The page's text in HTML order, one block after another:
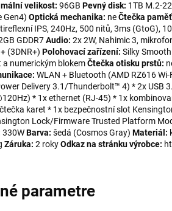
velikost: 96GB Pevný disk: 1TB M.2-
Gen4) Optická mechanika: neČtečka
IPS, 240Hz, 500 nitů, 3ms (GtoG),
GDDR7Audio: 2x 2W, Nahimic 3,
(3DNR+) Polohovací zařízení: Silky
a numerickým blokemČtečka otisku prstů:
WLAN + Bluetooth (AMD RZ616
Delivery 3.1/Thunderbolt™ 4) * 2x USB
* 1x ethernet (RJ-45) * 1x
karet * 1x bezpečnostní slot
Lock/Firmware Trusted Platform
330WBarva: šedá (Cosmos Gray) Materiál:
Záruka: 2 rokyOdkaz na stránku výrobce:
parametre